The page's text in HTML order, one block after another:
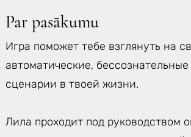
Par pasākumu
Игра поможет тебе взглянуть на
автоматические,
сценарии в твоей жизни.
Лила проходит под руководством